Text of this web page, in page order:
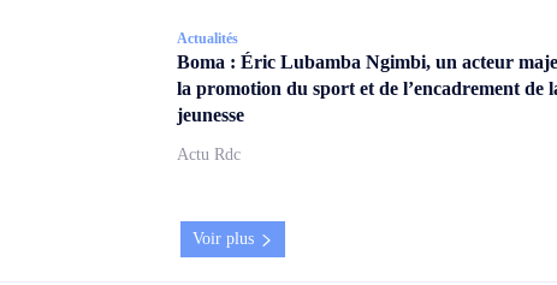
Actualités
Boma : Éric Lubamba Ngimbi, un acteur
la promotion du sport et de l’encadrement de
jeunesse
Actu Rdc
Voir plus